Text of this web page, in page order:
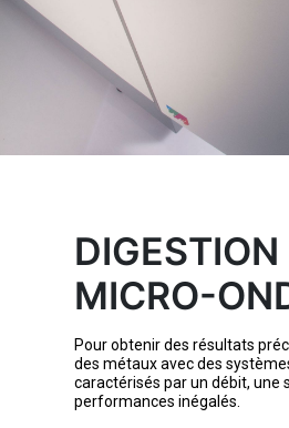
DIGESTION
MICRO-
Pour obtenir des résultats
des métaux avec des
caractérisés par un débit, une
performances inégalés.